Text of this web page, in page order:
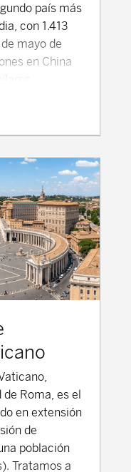
país más
con 1.413
mayo de
en China
jubiladas.
1) El
(养老保险,
por
y también
que
del país. El
mismo
de las
de Vejez es
central y
de
región.
se
Roma, es el
en extensión
de
población
Tratamos a